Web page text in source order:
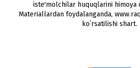
iste'molchilar huquqlarini himoya
Materiallardan foydalanganda,
koʻrsatilishi shart.